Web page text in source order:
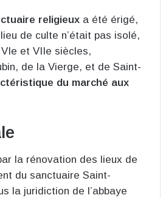
religieux a été érigé,
de culte n’était pas isolé,
et VIIe siècles,
de la Vierge, et de Saint-
du marché aux
la rénovation des lieux de
du sanctuaire Saint-
la juridiction de l’abbaye